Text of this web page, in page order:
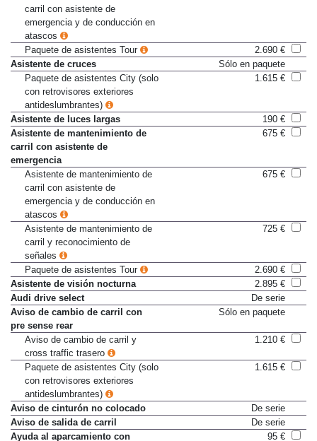
Asistente de mantenimiento de
carril con asistente de
emergencia y de conducción en
atascos
Paquete de asistentes Tour
2.690 €
Asistente de cruces
Sólo en paquete
Paquete de asistentes City (solo
con retrovisores exteriores
antideslumbrantes)
Asistente de luces largas
190 €
Asistente de mantenimiento de
carril con asistente de
emergencia
Asistente de mantenimiento de
carril con asistente de
emergencia y de conducción en
atascos
Asistente de mantenimiento de
carril y reconocimiento de
señales
Paquete de asistentes Tour
2.690 €
Asistente de visión nocturna
2.895 €
Audi drive select
De serie
Aviso de cambio de carril con
pre sense rear
Aviso de cambio de carril y
cross traffic trasero
Paquete de asistentes City (solo
con retrovisores exteriores
antideslumbrantes)
Aviso de cinturón no colocado
De serie
Aviso de salida de carril
De serie